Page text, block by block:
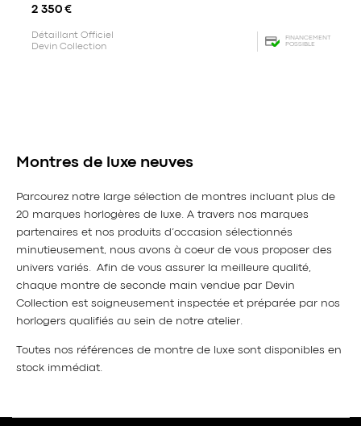
2 350 €
Détaillant Officiel
Devin Collection
FINANCEMENT
POSSIBLE
Montres de luxe neuves
Parcourez notre large sélection de montres incluant plus de
20 marques horlogères de luxe. A travers nos marques
partenaires et nos produits d’occasion sélectionnés
minutieusement, nous avons à coeur de vous proposer des
univers variés. Afin de vous assurer la meilleure qualité,
chaque montre de seconde main vendue par Devin
Collection est soigneusement inspectée et préparée par nos
horlogers qualifiés au sein de notre atelier.
Toutes nos références de montre de luxe sont disponibles en
stock immédiat.